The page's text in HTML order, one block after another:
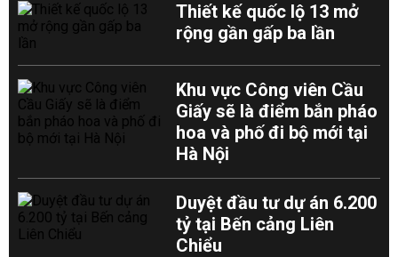
Thiết kế quốc lộ 13 mở
rộng gần gấp ba lần
Khu vực Công viên Cầu
Giấy sẽ là điểm bắn pháo
hoa và phố đi bộ mới tại
Hà Nội
Duyệt đầu tư dự án 6.200
tỷ tại Bến cảng Liên
Chiểu